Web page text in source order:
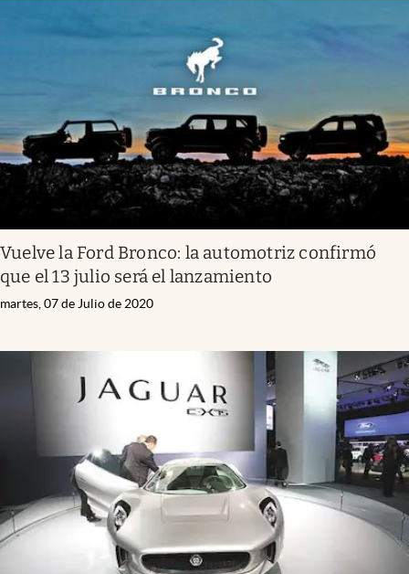
Vuelve la Ford Bronco: la automotriz confirmó
que el 13 julio será el lanzamiento
martes, 07 de Julio de 2020